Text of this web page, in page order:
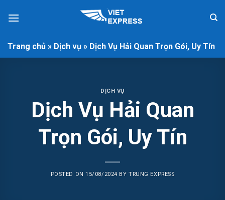
Trang chủ » Dịch vụ » Dịch Vụ Hải Quan Trọn Gói, Uy Tín
DỊCH VỤ
Dịch Vụ Hải Quan
Trọn Gói, Uy Tín
POSTED ON15/08/2024 BYTRUNG EXPRESS